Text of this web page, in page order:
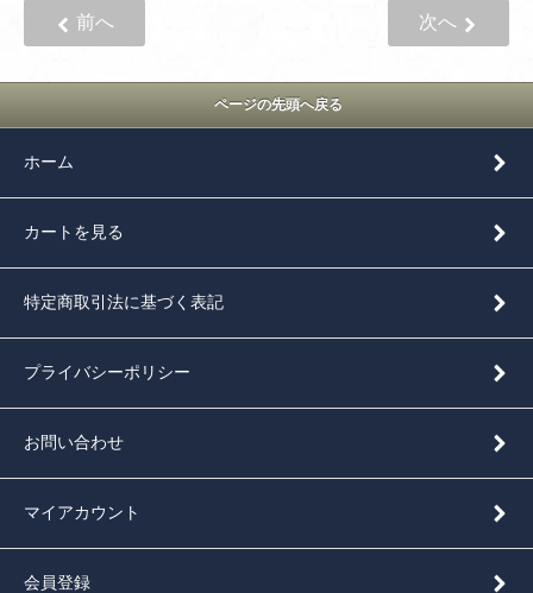
前へ 次へ
ページの先頭へ戻る
ホーム
カートを見る
特定商取引法に基づく表記
プライバシーポリシー
お問い合わせ
マイアカウント
会員登録